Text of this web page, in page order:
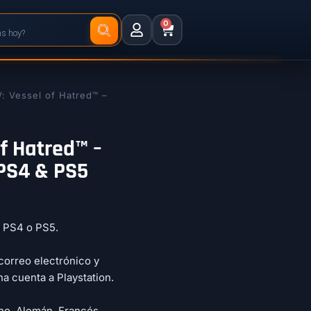
0
Vessel of Hatred™ –
Hatred™ –
& PS5
o PS5.
electrónico y
cuenta a Playstation.